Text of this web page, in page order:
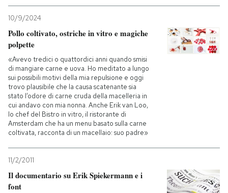
Entra
10/9/2024
Pollo coltivato, ostriche in vitro e magiche
polpette
«Avevo tredici o quattordici anni quando smisi
di mangiare carne e uova. Ho meditato a lungo
sui possibili motivi della mia repulsione e oggi
trovo plausibile che la causa scatenante sia
stato l’odore di carne cruda della macelleria in
cui andavo con mia nonna. Anche Erik van Loo,
lo chef del Bistro in vitro, il ristorante di
Amsterdam che ha un menu basato sulla carne
coltivata, racconta di un macellaio: suo padre»
11/2/2011
Il documentario su Erik Spiekermann e i
font